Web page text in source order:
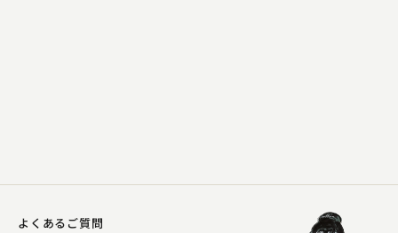
よくあるご質問